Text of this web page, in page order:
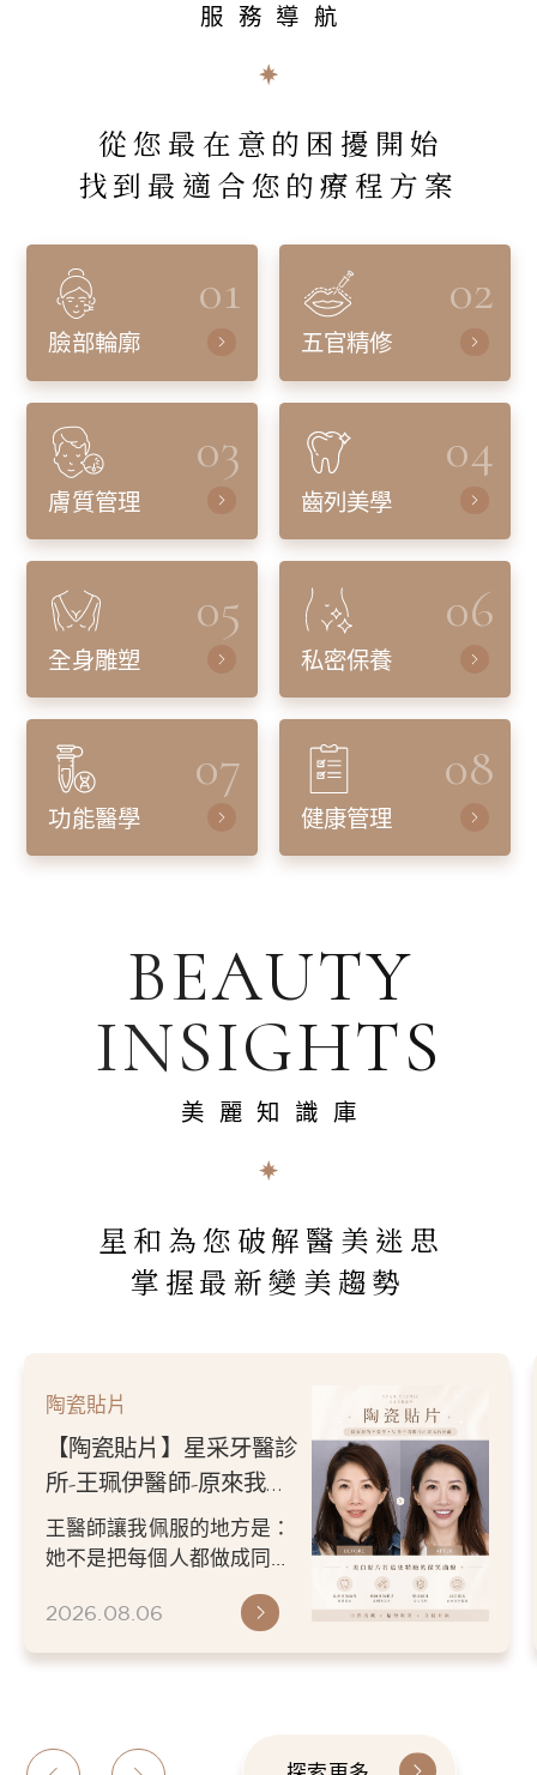
服務導航
從您最在意的困擾開始
找到最適合您的療程方案
01
臉部輪廓
02
五官精修
03
膚質管理
04
齒列美學
05
全身雕塑
06
私密保養
07
功能醫學
08
健康管理
BEAUTY
INSIGHTS
美麗知識庫
星和為您破解醫美迷思
掌握最新變美趨勢
陶瓷貼片
【陶瓷貼片】星采牙醫診
所-王珮伊醫師-原來我的
不愛笑，只是不喜歡自己
原本的牙齒
王醫師讓我佩服的地方是：
她不是把每個人都做成同一
更適合自己的樣子。 現...
2026.08.06